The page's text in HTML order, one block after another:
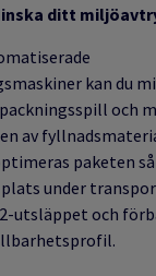
ditt
kan du
och
av
paketen
under
utsläppet och
.